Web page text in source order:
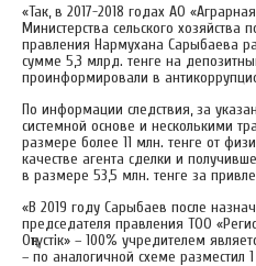
«Так, в 2017-2018 годах АО
Министерства сельского хозяйства
правления Нармухана Сарыбаева
сумме 5,3 млрд. тенге на
проинформировали в
По информации следствия, за
системной основе и несколькими
размере более 11 млн. тенге от
качестве агента сделки и
в размере 53,5 млн. тенге за
«В 2019 году Сарыбаев после
председателя правления ТОО
Оңтүстік» – 100% учредителем
– по аналогичной схеме разместил